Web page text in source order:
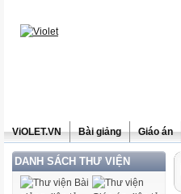
ViOLET.VN Bài giảng Giáo án
DANH SÁCH THƯ VIỆN